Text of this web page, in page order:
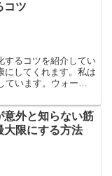
コツ
するコツを紹介してい
にしてくれます。私は
ています。ウォーキ
意外と知らない筋
大限にする方法